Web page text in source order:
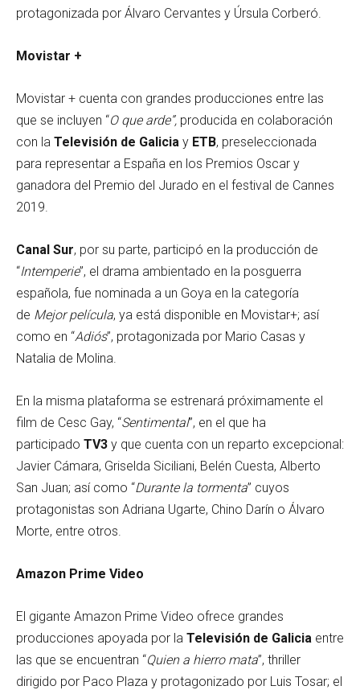
protagonizada por Álvaro Cervantes y Úrsula Corberó.
Movistar +
Movistar + cuenta con grandes producciones entre las
que se incluyen “O que arde”, producida en colaboración
con la Televisión de Galicia y ETB, preseleccionada
para representar a España en los Premios Oscar y
ganadora del Premio del Jurado en el festival de Cannes
2019.
Canal Sur, por su parte, participó en la producción de
“Intemperie”, el drama ambientado en la posguerra
española, fue nominada a un Goya en la categoría
de Mejor película, ya está disponible en Movistar+; así
como en “Adiós”, protagonizada por Mario Casas y
Natalia de Molina.
En la misma plataforma se estrenará próximamente el
film de Cesc Gay, “Sentimental”, en el que ha
participado TV3 y que cuenta con un reparto excepcional:
Javier Cámara, Griselda Siciliani, Belén Cuesta, Alberto
San Juan; así como “Durante la tormenta” cuyos
protagonistas son Adriana Ugarte, Chino Darín o Álvaro
Morte, entre otros.
Amazon Prime Video
El gigante Amazon Prime Video ofrece grandes
producciones apoyada por la Televisión de Galicia entre
las que se encuentran “Quien a hierro mata”, thriller
dirigido por Paco Plaza y protagonizado por Luis Tosar; el